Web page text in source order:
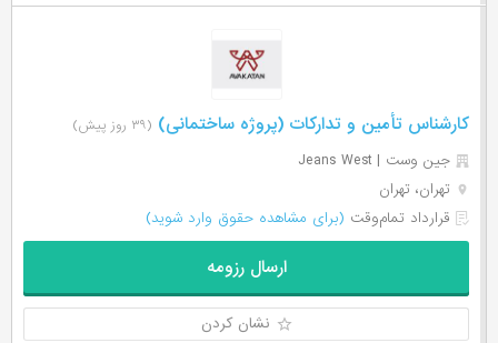
کارشناس تأمین و تدارکات (پروژه ساختمانی) (۳۹ روز پیش)
جین وست | Jeans West
تهران، تهران
قرارداد تمام‌وقت (برای مشاهده حقوق وارد شوید)
ارسال رزومه
نشان کردن